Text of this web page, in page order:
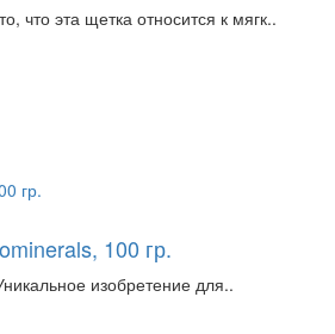
что эта щетка относится к мягк..
100 гр.
изобретение для..